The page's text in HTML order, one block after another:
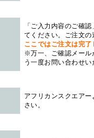
「ご入力内容のご確
てください。ご注文
ここではご注文は完
※万一、ご確認メール
う一度お問い合わせ
アフリカンスクエアー
さい。